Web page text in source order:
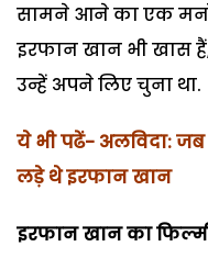
सामने आने का एक
इरफान खान भी खास
उन्हें अपने लिए चुना था.
ये भी पढें- अलविदा: जब
लड़े थे इरफान खान
इरफान खान का